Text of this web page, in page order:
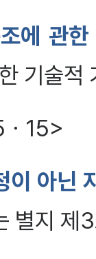
에 관
기술적
15>
아닌
별지 제